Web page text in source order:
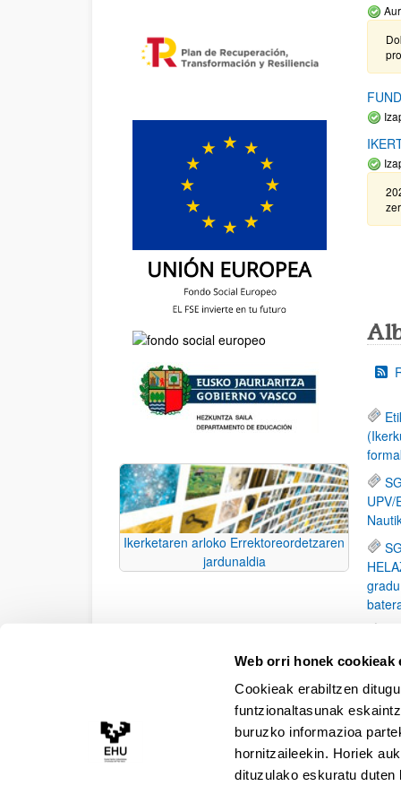
Web orri honek cookieak
Cookieak erabiltzen
funtzionaltasunak
buruzko informazioa
hornitzaileekin. Horiek
dituzulako eskuratu
Ikerketaren arloko Errektoreordetzaren
jardunaldia
UPV/
parte